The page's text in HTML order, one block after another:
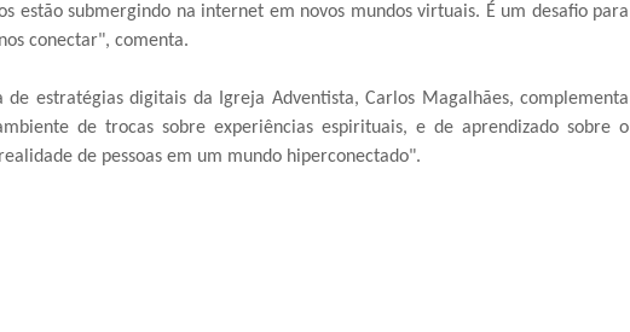
estão submergindo na internet em novos mundos virtuais. É um desafio para
conectar", comenta.
estratégias digitais da Igreja Adventista, Carlos Magalhães, complementa
de trocas sobre experiências espirituais, e de aprendizado sobre o
de pessoas em um mundo hiperconectado".